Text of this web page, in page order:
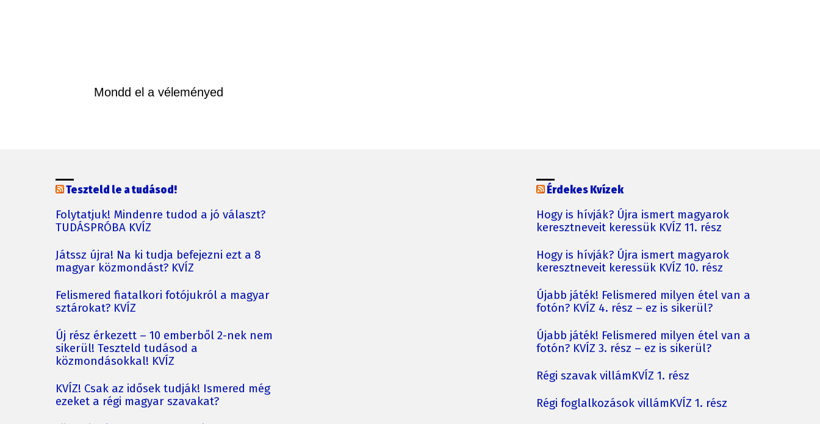
Mondd el a véleményed
Teszteld le a tudásod!
Folytatjuk! Mindenre tudod a jó választ?
TUDÁSPRÓBA KVÍZ
Játssz újra! Na ki tudja befejezni ezt a 8
magyar közmondást? KVÍZ
Felismered fiatalkori fotójukról a magyar
sztárokat? KVÍZ
Új rész érkezett – 10 emberből 2-nek nem
sikerül! Teszteld tudásod a
közmondásokkal! KVÍZ
KVÍZ! Csak az idősek tudják! Ismered még
ezeket a régi magyar szavakat?
Érdekes Kvízek
Hogy is hívják? Újra ismert magyarok
keresztneveit keressük KVÍZ 11. rész
Hogy is hívják? Újra ismert magyarok
keresztneveit keressük KVÍZ 10. rész
Újabb játék! Felismered milyen étel van a
fotón? KVÍZ 4. rész – ez is sikerül?
Újabb játék! Felismered milyen étel van a
fotón? KVÍZ 3. rész – ez is sikerül?
Régi szavak villámKVÍZ 1. rész
Régi foglalkozások villámKVÍZ 1. rész